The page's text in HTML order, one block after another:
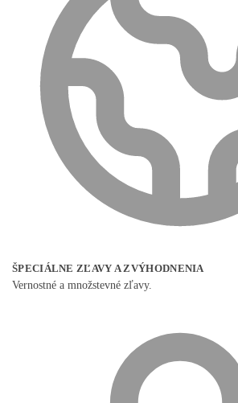
ŠPECIÁLNE ZĽAVY A ZVÝHODNENIA
Vernostné a množstevné zľavy.